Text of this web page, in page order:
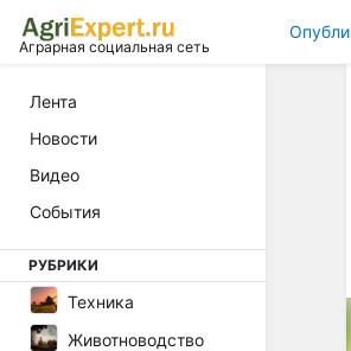
Аграрная социальная сеть
Лента
Новости
Видео
События
РУБРИКИ
Техника
Животноводство